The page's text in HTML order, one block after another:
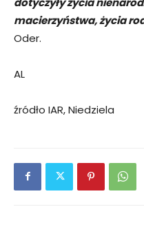
macierzyństwa, życia
Oder.
AL
źródło IAR, Niedziela